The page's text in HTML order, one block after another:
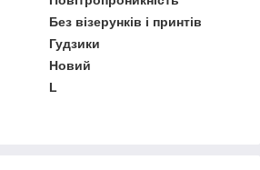
Без візерунків і принтів
Гудзики
Новий
L